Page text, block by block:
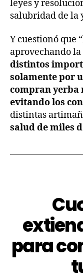
leyes y
salubridad de la
Y cuestionó que
aprovechando
distintos
solamente por
compran yerba
evitando los
distintas
salud de miles
para